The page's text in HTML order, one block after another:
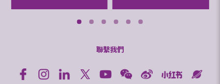
聯繫我們